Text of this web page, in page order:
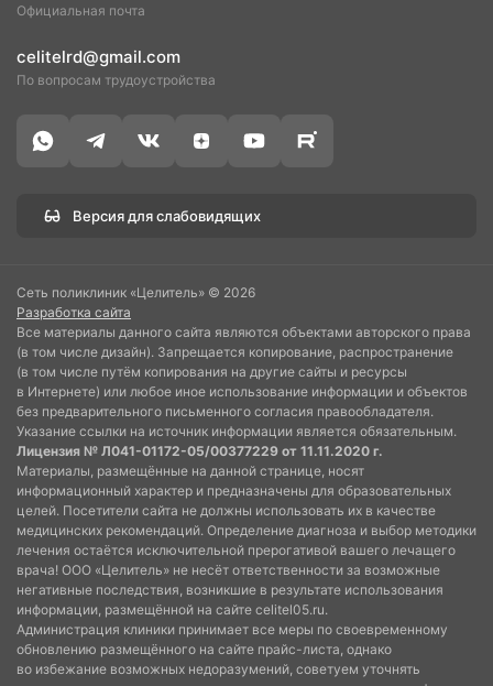
Официальная почта
celitelrd@gmail.com
По вопросам трудоустройства
Версия для слабовидящих
Сеть поликлиник «Целитель» © 2026
Разработка сайта
Все материалы данного сайта являются объектами авторского права
(в том числе дизайн). Запрещается копирование, распространение
(в том числе путём копирования на другие сайты и ресурсы
в Интернете) или любое иное использование информации и объектов
без предварительного письменного согласия правообладателя.
Указание ссылки на источник информации является обязательным.
Лицензия № Л041-01172-05/00377229 от 11.11.2020 г.
Материалы, размещённые на данной странице, носят
информационный характер и предназначены для образовательных
целей. Посетители сайта не должны использовать их в качестве
медицинских рекомендаций. Определение диагноза и выбор методики
лечения остаётся исключительной прерогативой вашего лечащего
врача! ООО «Целитель» не несёт ответственности за возможные
негативные последствия, возникшие в результате использования
информации, размещённой на сайте celitel05.ru.
Администрация клиники принимает все меры по своевременному
обновлению размещённого на сайте прайс-листа, однако
во избежание возможных недоразумений, советуем уточнять